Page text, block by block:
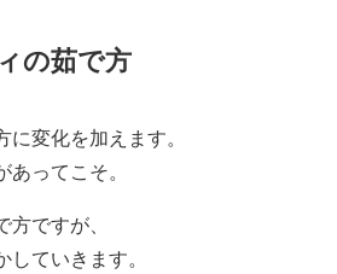
の茹で方
に変化を加えます。
あってこそ。
方ですが、
していきます。